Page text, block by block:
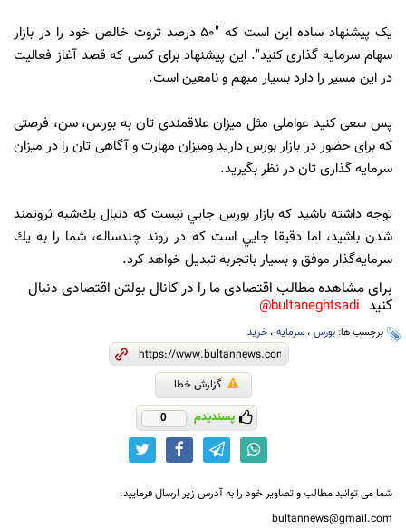
یک پیشنهاد ساده این است که "50 درصد ثروت خالص خود را در بازار
سهام سرمایه گذاری کنید". این پیشنهاد برای کسی که قصد آغاز فعالیت
در این مسیر را دارد بسیار مبهم و نامعین است.
پس سعی کنید عواملی مثل میزان علاقمندی تان به بورس، سن، فرصتی
که برای حضور در بازار بورس دارید ومیزان مهارت و آگاهی تان را در میزان
سرمایه گذاری تان در نظر بگیرید.
توجه داشته باشيد كه بازار بورس جايي نيست كه دنبال يك‌شبه ثروتمند
شدن باشيد، اما دقيقا جايي است كه در روند چندساله، شما را به يك
سرمايه‌گذار موفق و بسيار باتجربه تبديل خواهد كرد.
برای مشاهده مطالب اقتصادی ما را در کانال بولتن اقتصادی دنبال
کنید bultaneghtsadi@
برچسب ها: بورس ، سرمایه ، خرید
گزارش خطا
پسندیدم 0
شما می توانید مطالب و تصاویر خود را به آدرس زیر ارسال فرمایید.
bultannews@gmail.com